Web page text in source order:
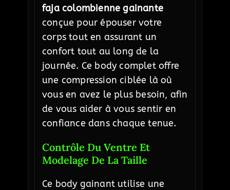
faja colombienne gainante
conçue pour épouser votre
corps tout en assurant un
confort tout au long de la
journée. Ce body complet offre
une compression ciblée là où
vous en avez le plus besoin, afin
de vous aider à vous sentir en
confiance dans chaque tenue.
Contrôle Du Ventre Et
Modelage De La Taille
Ce body gainant utilise une